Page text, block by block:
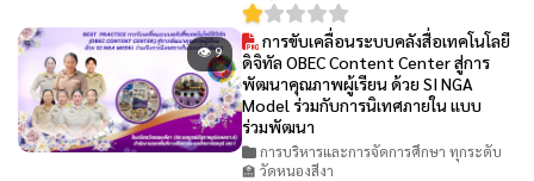
👁 9
การขับเคลื่อนระบบคลังสื่อเทคโนโลยี
ดิจิทัล OBEC Content Center สู่การ
พัฒนาคุณภาพผู้เรียน ด้วย SI NGA
Model ร่วมกับการนิเทศภายใน แบบ
ร่วมพัฒนา
การบริหารและการจัดการศึกษา ทุกระดับ
🏫 วัดหนองสีงา